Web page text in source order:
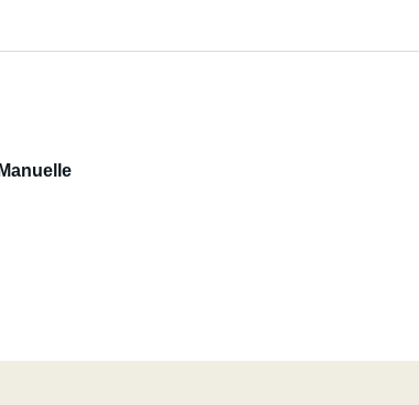
nord de la Norvège.
Manuelle